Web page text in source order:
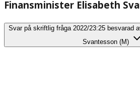
Finansminister Elisabeth
Svar på skriftlig fråga 2022/23:25 besvarad
Svantesson (M)